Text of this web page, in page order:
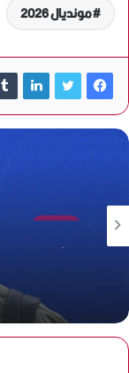
مونديال 2026
رياضة
المدير
صلاح بسبب